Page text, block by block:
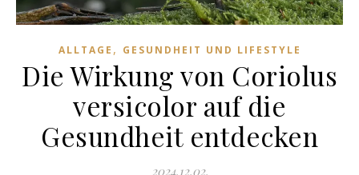
ALLTAGE , GESUNDHEIT UND LIFESTYLE
Die Wirkung von Coriolus
versicolor auf die
Gesundheit entdecken
2024.12.02.